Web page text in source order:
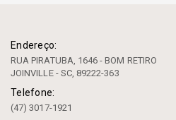
Endereço:
RUA PIRATUBA, 1646 - BOM RETIRO
JOINVILLE - SC, 89222-363
Telefone:
(47) 3017-1921